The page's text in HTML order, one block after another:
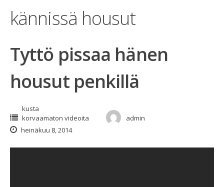
kännissä housut
Tyttö pissaa hänen
housut penkillä
kusta
korvaamaton videoita
admin
heinäkuu 8, 2014